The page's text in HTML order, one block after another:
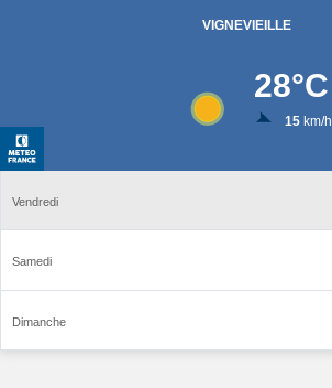
VIGNEVIEILLE
28°C
15km/h
Vendredi
Samedi
Dimanche